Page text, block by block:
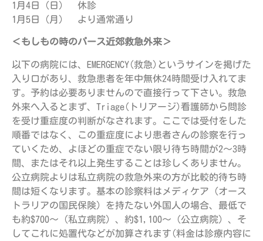
1月4日（日） 休診
1月5日（月） より通常通り
＜もしもの時のパース近郊救急外来＞
以下の病院には、EMERGENCY(救急)というサインを掲げた
入り口があり、救急患者を年中無休24時間受け入れてま
す。予約は必要ありませんので直接行って下さい。救急
外来へ入るとまず、Triage(トリアージ)看護師から問診
を受け重症度の判断がなされます。ここでは受付をした
順番ではなく、この重症度により患者さんの診察を行っ
ていくため、よほどの重症でない限り待ち時間が2～3時
間、またはそれ以上発生することは珍しくありません。
公立病院よりは私立病院の救急外来の方が比較的待ち時
間は短くなります。基本の診察料はメディケア（オース
トラリアの国民保険）を持たない外国人の場合、最低で
も約$700～（私立病院）、約$1,100～（公立病院）、そ
してこれに処置代などが加算されます(料金は診療内容に